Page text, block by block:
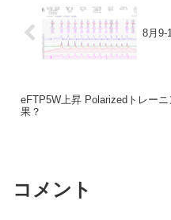
8月9-
eFTP5W上昇 Polarizedトレー
果？
コメント